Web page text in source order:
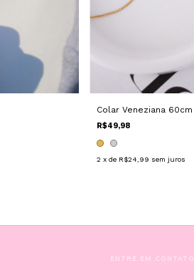
Colar Veneziana 60cm
R$49,98
2 x de R$24,99 sem juros
ENTRE EM CONTATO